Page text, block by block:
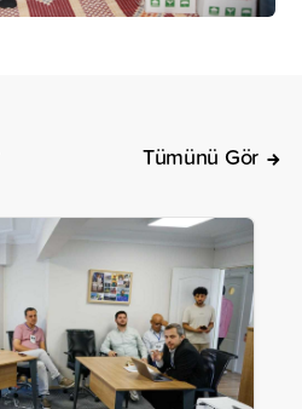
Tümünü Gör